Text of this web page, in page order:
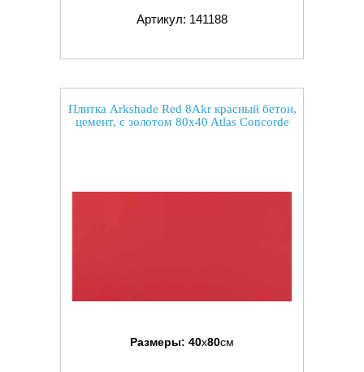
Артикул: 141188
Плитка Arkshade Red 8Akr красный бетон,
цемент, с золотом 80x40 Atlas Concorde
Размеры: 40x80см